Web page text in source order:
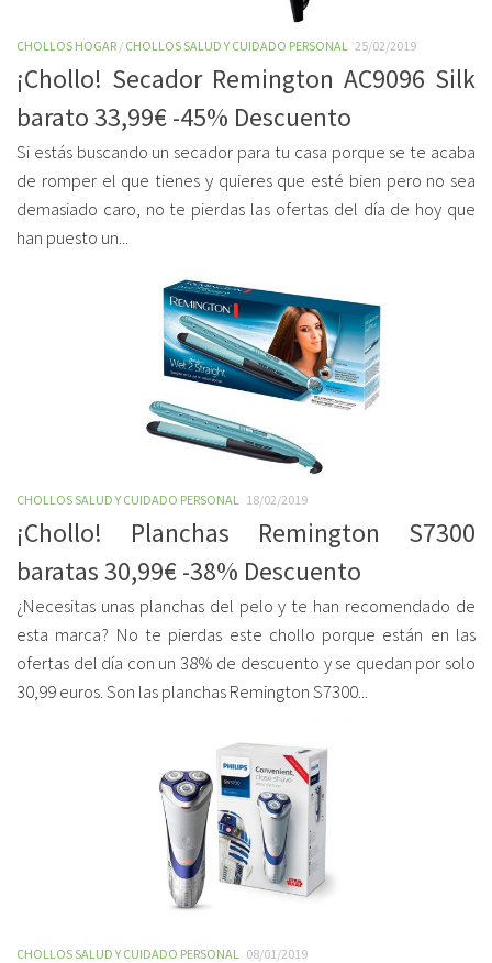
CHOLLOS HOGAR / CHOLLOS SALUD Y CUIDADO PERSONAL 25/02/2019
¡Chollo! Secador Remington AC9096 Silk
barato 33,99€ -45% Descuento
Si estás buscando un secador para tu casa porque se te acaba
de romper el que tienes y quieres que esté bien pero no sea
demasiado caro, no te pierdas las ofertas del día de hoy que
han puesto un...
CHOLLOS SALUD Y CUIDADO PERSONAL 18/02/2019
¡Chollo! Planchas Remington S7300
baratas 30,99€ -38% Descuento
¿Necesitas unas planchas del pelo y te han recomendado de
esta marca? No te pierdas este chollo porque están en las
ofertas del día con un 38% de descuento y se quedan por solo
30,99 euros. Son las planchas Remington S7300...
CHOLLOS SALUD Y CUIDADO PERSONAL 08/01/2019